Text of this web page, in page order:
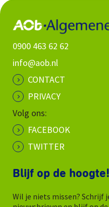
0900 463 62 62
info@aob.nl
CONTACT
PRIVACY
Volg ons:
FACEBOOK
TWITTER
Blijf op de hoogte!
Wil je niets missen? Schrijf